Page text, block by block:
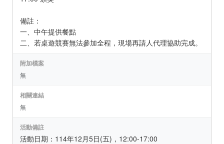
備註：
一、中午提供餐點
二、若桌遊競賽無法參加全程，現場再請人代理協助完成。
附加檔案
無
相關連結
無
活動備註
活動日期：114年12月5日(五)，12:00-17:00